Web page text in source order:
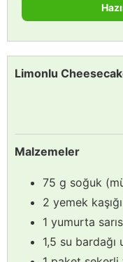
Limonlu
Malzemeler
75 g soğuk
2 yemek
1 yumurta
1,5 su bardağı